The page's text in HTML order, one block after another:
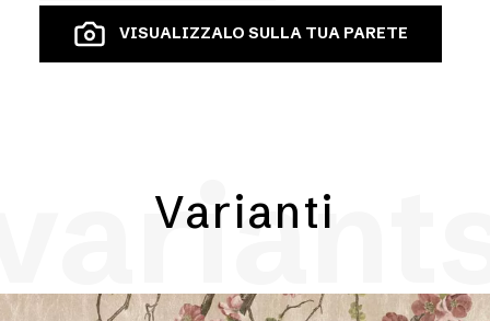
VISUALIZZALO SULLA TUA PARETE
Varianti